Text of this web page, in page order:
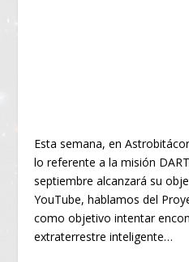
Esta semana, en
lo referente a la misión
septiembre alcanzará su
YouTube, hablamos del
como objetivo intentar
extraterrestre inteligente…